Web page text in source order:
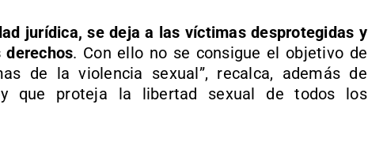
jurídica, se deja a las víctimas desprotegidas y
. Con ello no se consigue el objetivo de
de la violencia sexual”, recalca, además de
que proteja la libertad sexual de todos los